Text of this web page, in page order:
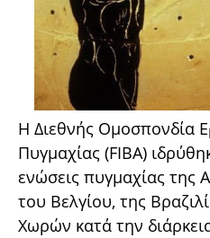
Η Διεθνής Ομοσπονδία
Πυγμαχίας (FIBA)
ενώσεις πυγμαχίας της
του Βελγίου, της
Χωρών κατά την